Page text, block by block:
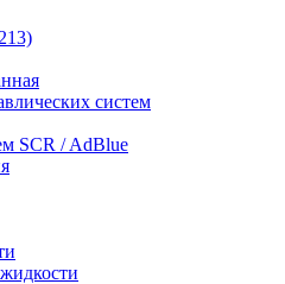
систем
SCR / AdBlue